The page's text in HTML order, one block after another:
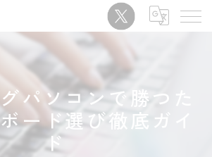
パソコンで勝つた
ード選び徹底ガイ
ド